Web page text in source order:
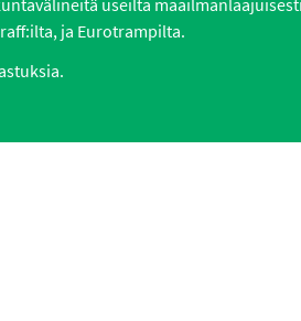
useilta
ja Eurotrampilta.